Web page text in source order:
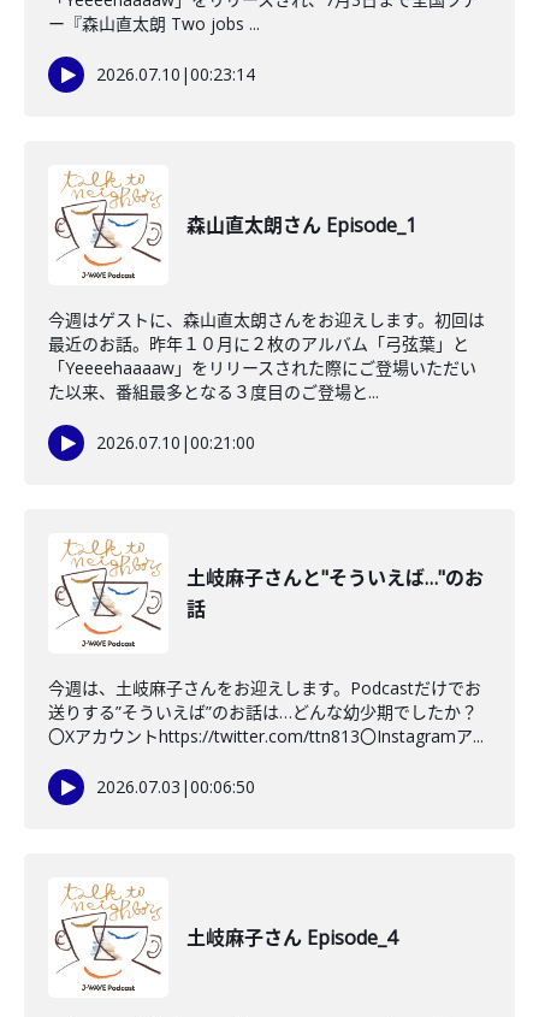
ー『森山直太朗 Two jobs ...
2026.07.10 |00:23:14
森山直太朗さん Episode_1
今週はゲストに、森山直太朗さんをお迎えします。初回は
最近のお話。昨年１０月に２枚のアルバム「弓弦葉」と
「Yeeeehaaaaw」をリリースされた際にご登場いただい
た以来、番組最多となる３度目のご登場と...
2026.07.10 |00:21:00
土岐麻子さんと"そういえば…"のお
話
今週は、土岐麻子さんをお迎えします。Podcastだけでお
送りする”そういえば”のお話は…どんな幼少期でしたか？
〇Xアカウントhttps://twitter.com/ttn813〇Instagramア...
2026.07.03 |00:06:50
土岐麻子さん Episode_4